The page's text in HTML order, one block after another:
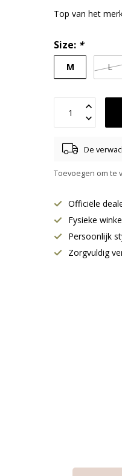
Top van het
Size: *
M L
De
Toevoegen om te
Officiële
Fysieke
Persoonlijk
Zorgvuldig